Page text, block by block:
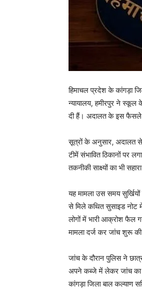
हिमाचल प्रदेश के कांगड़ा
न्यायालय, हमीरपुर ने स्कूल
दी हैं। अदालत के इस फैसले
सूत्रों के अनुसार, अदालत से
टीमें संभावित ठिकानों पर
तकनीकी साक्ष्यों का भी
यह मामला उस समय
से मिले कथित सुसाइड नोट
लोगों में भारी आक्रोश फैल
मामला दर्ज कर जांच शुरू
जांच के दौरान पुलिस ने
अपने कब्जे में लेकर जांच का
कांगड़ा जिला बाल कल्याण